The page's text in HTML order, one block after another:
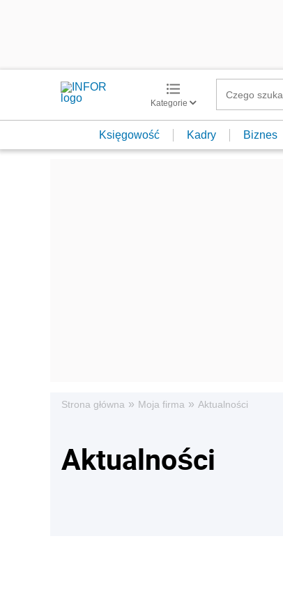
Kategorie
Księgowość Kadry Biznes
Strona główna » Moja firma » Aktualności
Aktualności